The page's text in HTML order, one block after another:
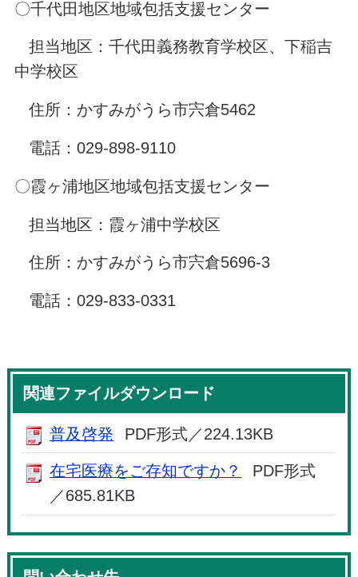
〇千代田地区地域包括支援センター
担当地区：千代田義務教育学校区、下稲吉
中学校区
住所：かすみがうら市宍倉5462
電話：029-898-9110
〇霞ヶ浦地区地域包括支援センター
担当地区：霞ヶ浦中学校区
住所：かすみがうら市宍倉5696-3
電話：029-833-0331
関連ファイルダウンロード
普及啓発 PDF形式／224.13KB
在宅医療をご存知ですか？
PDF形式
／685.81KB